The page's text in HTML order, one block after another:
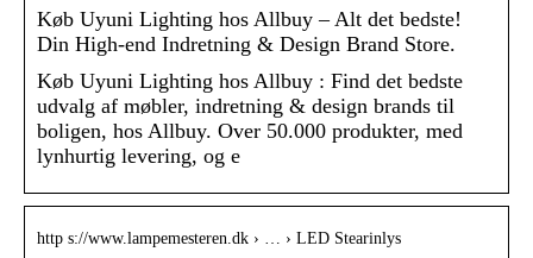
Køb Uyuni Lighting hos Allbuy – Alt det bedste!
Din High-end Indretning & Design Brand Store.
Køb Uyuni Lighting hos Allbuy : Find det bedste
udvalg af møbler, indretning & design brands til
boligen, hos Allbuy. Over 50.000 produkter, med
lynhurtig levering, og e
http s://www.lampemesteren.dk › … › LED Stearinlys